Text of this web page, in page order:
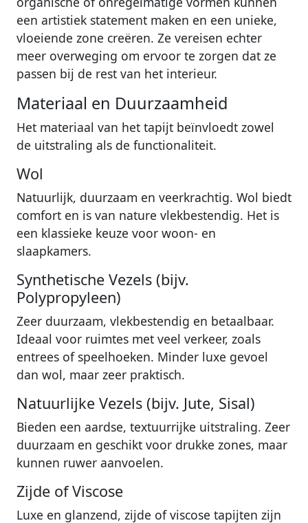
een artistiek statement maken en een unieke,
vloeiende zone creëren. Ze vereisen echter
meer overweging om ervoor te zorgen dat ze
passen bij de rest van het interieur.
Materiaal en Duurzaamheid
Het materiaal van het tapijt beïnvloedt zowel
de uitstraling als de functionaliteit.
Wol
Natuurlijk, duurzaam en veerkrachtig. Wol biedt
comfort en is van nature vlekbestendig. Het is
een klassieke keuze voor woon- en
slaapkamers.
Synthetische Vezels (bijv.
Polypropyleen)
Zeer duurzaam, vlekbestendig en betaalbaar.
Ideaal voor ruimtes met veel verkeer, zoals
entrees of speelhoeken. Minder luxe gevoel
dan wol, maar zeer praktisch.
Natuurlijke Vezels (bijv. Jute, Sisal)
Bieden een aardse, textuurrijke uitstraling. Zeer
duurzaam en geschikt voor drukke zones, maar
kunnen ruwer aanvoelen.
Zijde of Viscose
Luxe en glanzend, zijde of viscose tapijten zijn